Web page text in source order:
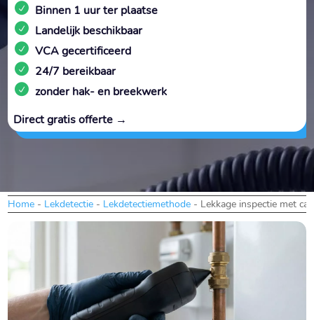
Binnen 1 uur ter plaatse
Landelijk beschikbaar
VCA gecertificeerd
24/7 bereikbaar
zonder hak- en breekwerk
Direct gratis offerte →
Home - Lekdetectie - Lekdetectiemethode - Lekkage inspectie met